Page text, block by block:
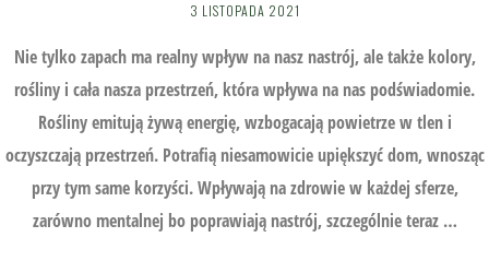
3 LISTOPADA 2021
Nie tylko zapach ma realny wpływ na nasz nastrój, ale także kolory,
rośliny i cała nasza przestrzeń, która wpływa na nas podświadomie.
Rośliny emitują żywą energię, wzbogacają powietrze w tlen i
oczyszczają przestrzeń. Potrafią niesamowicie upiększyć dom, wnosząc
przy tym same korzyści. Wpływają na zdrowie w każdej sferze,
zarówno mentalnej bo poprawiają nastrój, szczególnie teraz …